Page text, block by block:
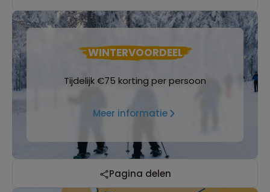
WINTERVOORDEEL
Tijdelijk €75 korting per persoon
Meer informatie
Pagina delen